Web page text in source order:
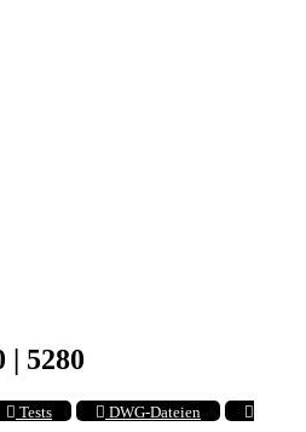
| 5280
Tests
DWG-Dateien